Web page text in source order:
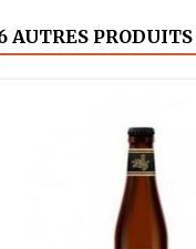
AUTRES